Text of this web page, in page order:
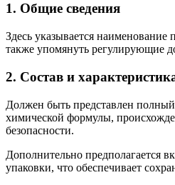
1. Общие сведения
Здесь указывается
также упомянуть регулирующие
2. Состав и
Должен быть представлен
химической формулы,
безопасности.
Дополнительно предполагается
упаковки, что обеспечивает